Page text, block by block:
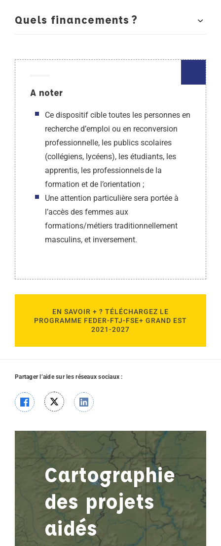
Quels financements ?
A noter
Ce dispositif cible toutes les personnes en
recherche d’emploi ou en reconversion
professionnelle, les publics scolaires
(collégiens, lycéens), les étudiants, les
apprentis, les professionnels de la
formation et de l’orientation ;
Une attention particulière sera portée à
l’accès des femmes aux
formations/métiers traditionnellement
masculins, et inversement.
EN SAVOIR + ? TÉLÉCHARGEZ LE
PROGRAMME FEDER-FTJ-FSE+ GRAND EST
2021-2027
Partager l’aide sur les réseaux sociaux :
Cartographie
des projets
aidés